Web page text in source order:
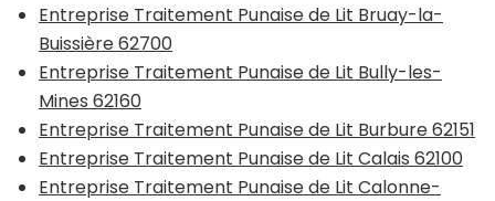
Entreprise Traitement Punaise de Lit Bruay-la-
Buissière 62700
Entreprise Traitement Punaise de Lit Bully-les-
Mines 62160
Entreprise Traitement Punaise de Lit Burbure 62151
Entreprise Traitement Punaise de Lit Calais 62100
Entreprise Traitement Punaise de Lit Calonne-